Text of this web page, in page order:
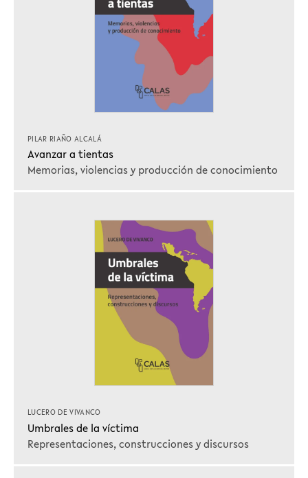
PILAR RIAÑO ALCALÁ
Avanzar a tientas
Memorias, violencias y producción de conocimiento
LUCERO DE VIVANCO
Umbrales de la víctima
Representaciones, construcciones y discursos